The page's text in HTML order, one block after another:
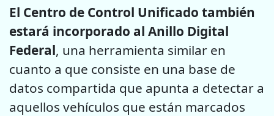
El Centro de Control Unificado también
estará incorporado al Anillo Digital
Federal, una herramienta similar en
cuanto a que consiste en una base de
datos compartida que apunta a detectar a
aquellos vehículos que están marcados